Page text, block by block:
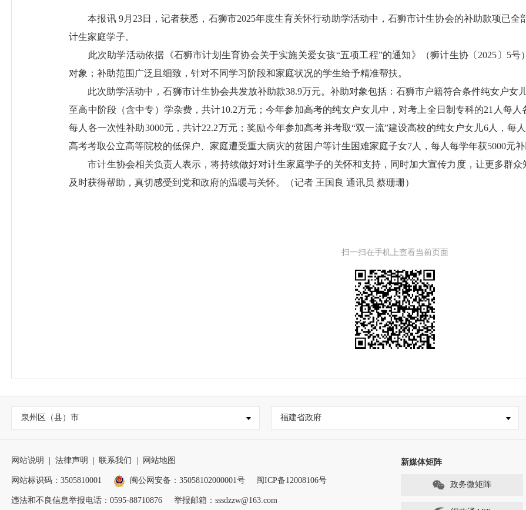
本报讯 9月23日，记者获悉，石狮市2025年度生育关怀行动助学活动中，石狮市计生协会的补助款项已全
计生家庭学子。
此次助学活动依据《石狮市计划生育协会关于实施关爱女孩“五项工程”的通知》（狮计生协〔2025〕5号
对象；补助范围广泛且细致，针对不同学习阶段和家庭状况的学生给予精准帮扶。
此次助学活动中，石狮市计生协会共发放补助款38.9万元。补助对象包括：石狮市户籍符合条件纯女户女
至高中阶段（含中专）学杂费，共计10.2万元；今年参加高考的纯女户女儿中，对考上全日制专科的21人每人
每人各一次性补助3000元，共计22.2万元；奖励今年参加高考并考取“双一流”建设高校的纯女户女儿6人，每
高考考取公立高等院校的低保户、家庭遭受重大病灾的贫困户等计生困难家庭子女7人，每人每学年获5000元补
市计生协会相关负责人表示，将持续做好对计生家庭学子的关怀和支持，同时加大宣传力度，让更多群众
及时获得帮助，真切感受到党和政府的温暖与关怀。（记者 王国良 通讯员 蔡珊珊）
扫一扫在手机上查看当前页面
泉州区（县）市 福建省政府
网站说明 法律声明 联系我们 网站地图
网站标识码：3505810001 闽公网安备：35058102000001号 闽ICP备12008106号
违法和不良信息举报电话：0595-88710876 举报邮箱：sssdzzw@163.com
新媒体矩阵
政务微矩阵